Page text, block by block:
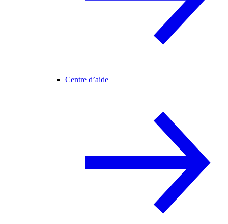
Centre d’aide